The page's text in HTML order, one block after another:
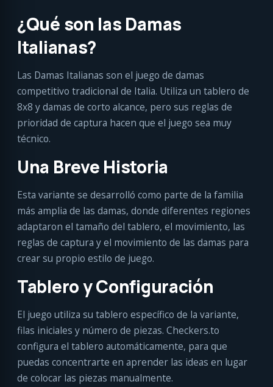
¿Qué son las Damas
Italianas?
Las Damas Italianas son el juego de damas
competitivo tradicional de Italia. Utiliza un tablero de
8x8 y damas de corto alcance, pero sus reglas de
prioridad de captura hacen que el juego sea muy
técnico.
Una Breve Historia
Esta variante se desarrolló como parte de la familia
más amplia de las damas, donde diferentes regiones
adaptaron el tamaño del tablero, el movimiento, las
reglas de captura y el movimiento de las damas para
crear su propio estilo de juego.
Tablero y Configuración
El juego utiliza su tablero específico de la variante,
filas iniciales y número de piezas. Checkers.to
configura el tablero automáticamente, para que
puedas concentrarte en aprender las ideas en lugar
de colocar las piezas manualmente.